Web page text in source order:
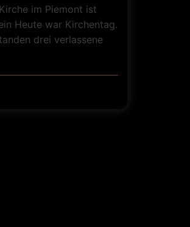
im Piemont ist
Heute war Kirchentag.
drei verlassene